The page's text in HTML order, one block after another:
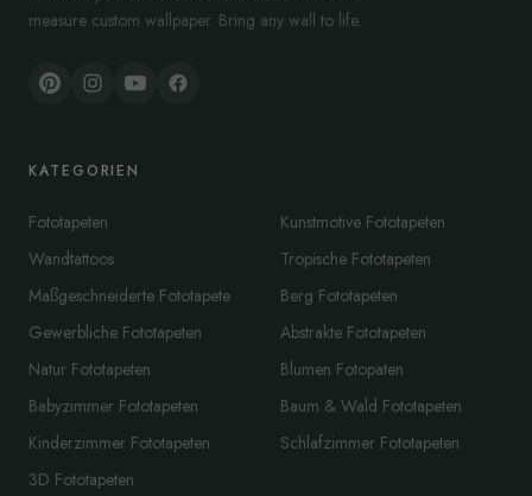
measure custom wallpaper. Bring any wall to life.
KATEGORIEN
Fototapeten
Wandtattoos
Maßgeschneiderte Fototapete
Gewerbliche Fototapeten
Natur Fototapeten
Babyzimmer Fototapeten
Kinderzimmer Fototapeten
3D Fototapeten
Kunstmotive Fototapeten
Tropische Fototapeten
Berg Fototapeten
Abstrakte Fototapeten
Blumen Fotopaten
Baum & Wald Fototapeten
Schlafzimmer Fototapeten